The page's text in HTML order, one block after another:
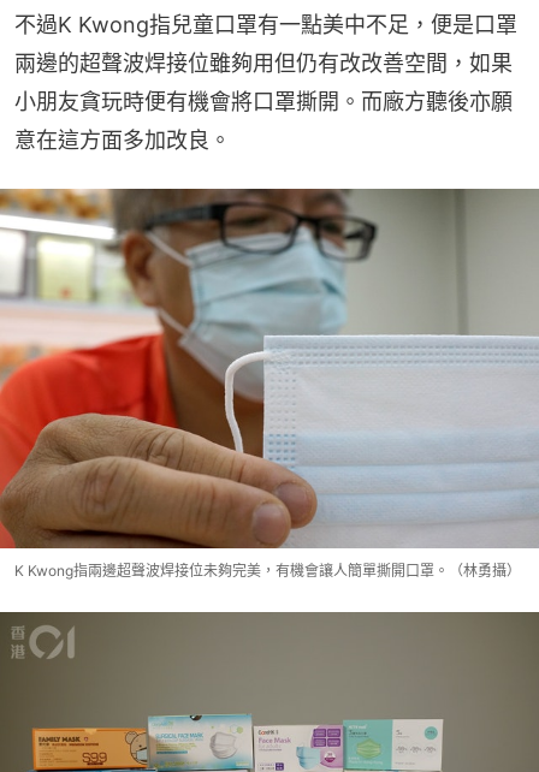
不過K Kwong指兒童口罩有一點美中不足，便是口罩
兩邊的超聲波焊接位雖夠用但仍有改改善空間，如果
小朋友貪玩時便有機會將口罩撕開。而廠方聽後亦願
意在這方面多加改良。
K Kwong指兩邊超聲波焊接位未夠完美，有機會讓人簡單撕開口罩。（林勇攝）